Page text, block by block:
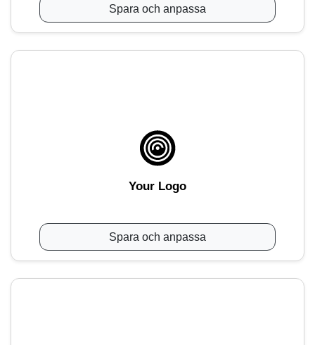
Spara och anpassa
Your Logo
Spara och anpassa